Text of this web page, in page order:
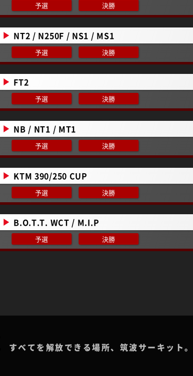
予選 決勝
NT2 / N250F / NS1 / MS1
予選 決勝
FT2
予選 決勝
NB / NT1 / MT1
予選 決勝
KTM 390/250 CUP
予選 決勝
B.O.T.T. WCT / M.I.P
予選 決勝
すべてを解放できる場所、筑波サーキット。